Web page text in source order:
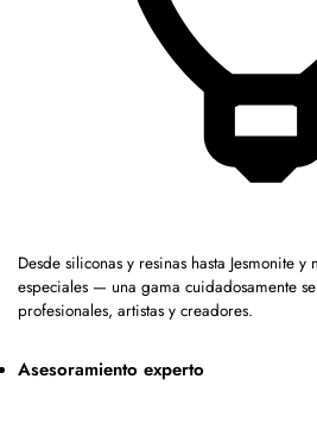
Desde siliconas y resinas hasta Jesmonite
especiales — una gama cuidadosamente
profesionales, artistas y creadores.
Asesoramiento experto